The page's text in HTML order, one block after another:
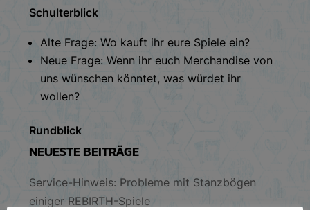
Schulterblick
Alte Frage: Wo kauft ihr eure Spiele ein?
Neue Frage: Wenn ihr euch Merchandise von
uns wünschen könntet, was würdet ihr
wollen?
Rundblick
NEUESTE BEITRÄGE
Service-Hinweis: Probleme mit Stanzbögen
einiger REBIRTH-Spiele